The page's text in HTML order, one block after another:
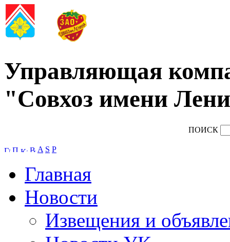
Управляющая
"Совхоз имени
ПОИСК
A S P
Главная
Новости
Извещения и